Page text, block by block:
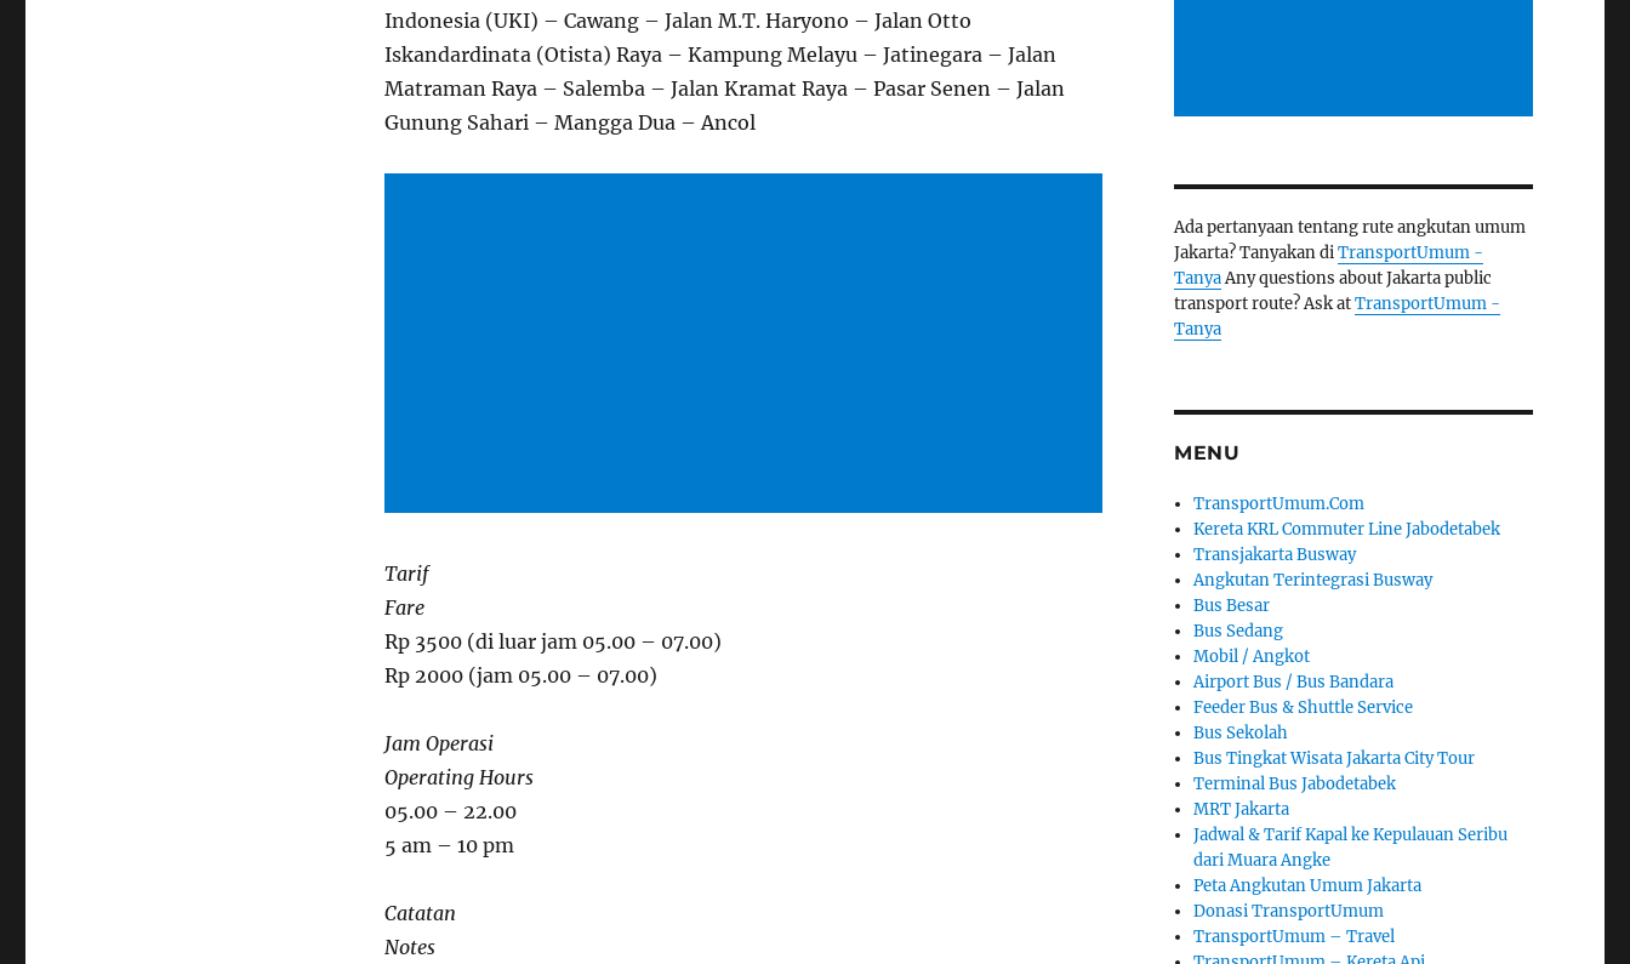
Indonesia (UKI) – Cawang – Jalan M.T. Haryono – Jalan Otto
Iskandardinata (Otista) Raya – Kampung Melayu – Jatinegara – Jalan
Matraman Raya – Salemba – Jalan Kramat Raya – Pasar Senen – Jalan
Gunung Sahari – Mangga Dua – Ancol
Tarif
Fare
Rp 3500 (di luar jam 05.00 – 07.00)
Rp 2000 (jam 05.00 – 07.00)
Jam Operasi
Operating Hours
05.00 – 22.00
5 am – 10 pm
Catatan
Notes
Ada pertanyaan tentang rute angkutan umum
Jakarta? Tanyakan diTransportUmum -
TanyaAny questions about Jakarta public
transport route? Ask atTransportUmum -
Tanya
MENU
TransportUmum.Com
Kereta KRL Commuter Line Jabodetabek
Transjakarta Busway
Angkutan Terintegrasi Busway
Bus Besar
Bus Sedang
Mobil / Angkot
Airport Bus / Bus Bandara
Feeder Bus & Shuttle Service
Bus Sekolah
Bus Tingkat Wisata Jakarta City Tour
Terminal Bus Jabodetabek
MRT Jakarta
Jadwal & Tarif Kapal ke Kepulauan Seribu
dari Muara Angke
Peta Angkutan Umum Jakarta
Donasi TransportUmum
TransportUmum – Travel